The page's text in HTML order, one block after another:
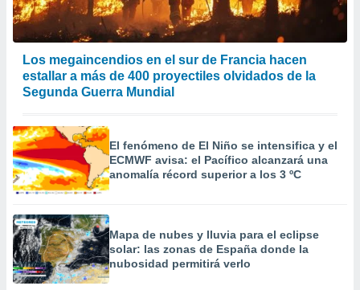
Los megaincendios en el sur de Francia hacen
estallar a más de 400 proyectiles olvidados de la
Segunda Guerra Mundial
El fenómeno de El Niño se intensifica y el
ECMWF avisa: el Pacífico alcanzará una
anomalía récord superior a los 3 ºC
Mapa de nubes y lluvia para el eclipse
solar: las zonas de España donde la
nubosidad permitirá verlo